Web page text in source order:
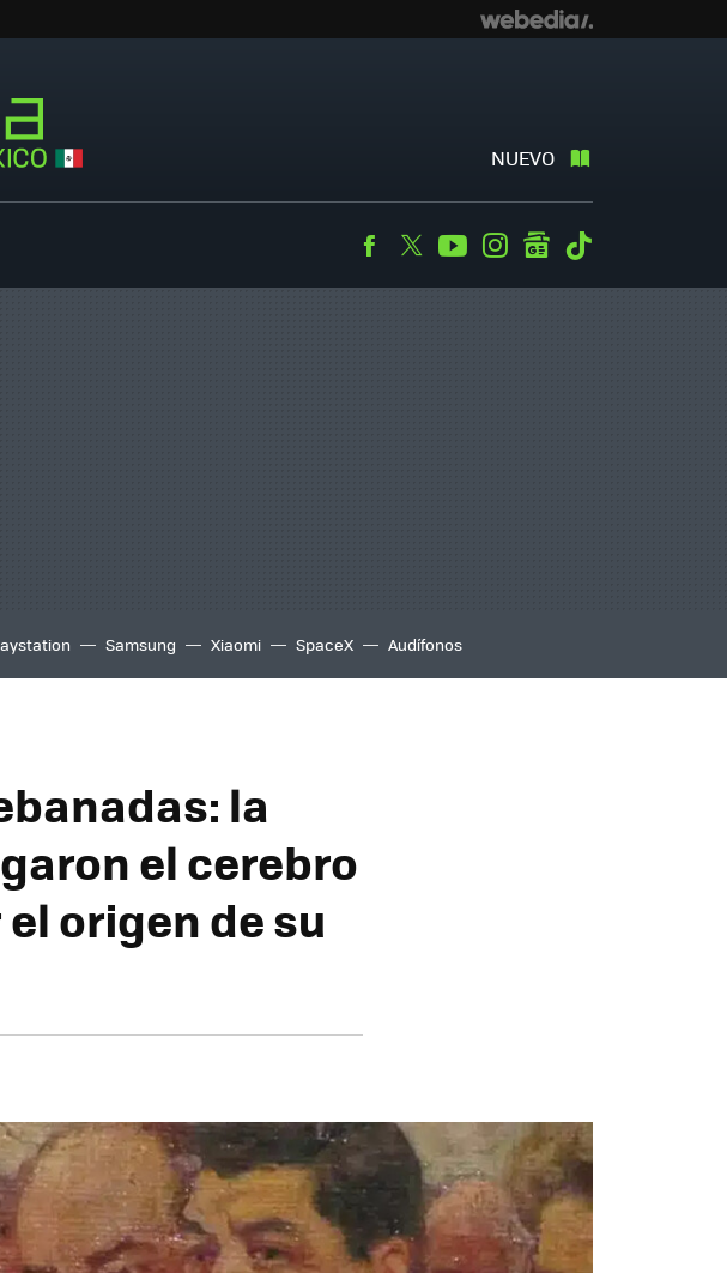
NUEVO
Facebook
TwitterYoutubeInstagramgooglenews
Samsung Xiaomi SpaceX Audífonos
la
el cerebro
origen de su